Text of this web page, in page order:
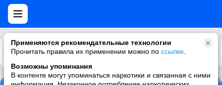
Применяются рекомендательные технологии
Прочитать правила их применении можно по ссылке
Возможны упоминания
В контенте могут упоминаться наркотики и связанная с ними
Каталог Рекомендации